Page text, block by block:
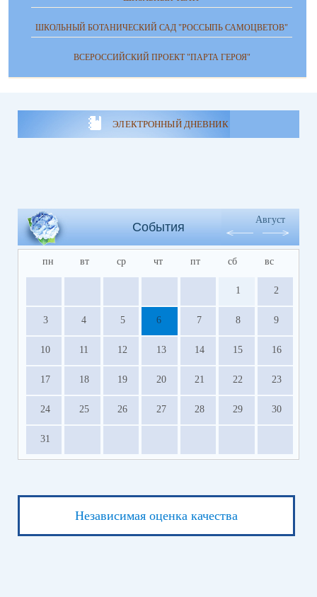
ШКОЛЬНЫЙ БОТАНИЧЕСКИЙ САД "РОССЫПЬ САМОЦВЕТОВ"
ВСЕРОССИЙСКИЙ ПРОЕКТ "ПАРТА ГЕРОЯ"
ЭЛЕКТРОННЫЙ ДНЕВНИК
События
Август
пн вт ср чт пт сб вс
1 2
3 4 5 6 7 8 9
10 11 12 13 14 15 16
17 18 19 20 21 22 23
24 25 26 27 28 29 30
31
Независимая оценка качества